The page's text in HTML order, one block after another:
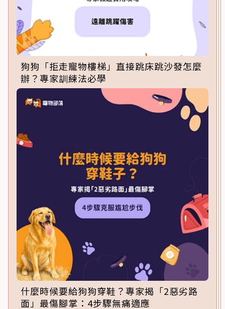
狗狗「拒走寵物樓梯」直接跳床跳沙發怎麼
辦？專家訓練法必學
什麼時候要給狗狗穿鞋？專家揭「2惡劣路
面」最傷腳掌：4步驟無痛適應